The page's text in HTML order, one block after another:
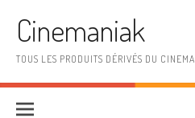
Cinemaniak
TOUS LES PRODUITS DÉRIVÉS DU CINEMA